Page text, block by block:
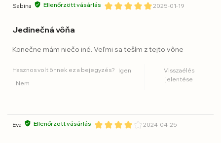
Sabina Ellenőrzött vásárlás 2025-01-19
Jedinečná vôňa
Konečne mám niečo iné. Veľmi sa teším z tejto vône
Hasznos volt önnek ez a bejegyzés? Igen
Nem
Visszaélés
jelentése
Eva Ellenőrzött vásárlás 2024-04-25